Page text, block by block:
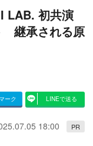
LAB. 初共演
継承される原
ーク LINEで送る
18:00 PR